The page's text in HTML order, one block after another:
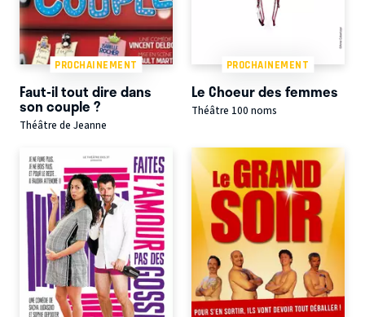
PROCHAINEMENT
Faut-il tout dire dans
son couple ?
Théâtre de Jeanne
PROCHAINEMENT
Le Choeur des femmes
Théâtre 100 noms